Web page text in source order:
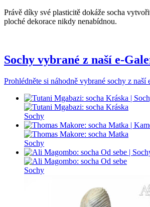
Právě díky své plasticitě dokáže socha
ploché dekorace nikdy nenabídnou.
Sochy vybrané z naší e-
Prohlédněte si náhodně vybrané sochy z naší
Sochy
Sochy
Sochy